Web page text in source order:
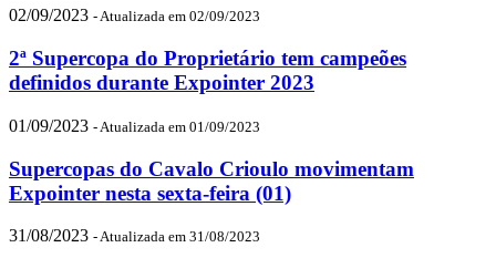
02/09/2023 - Atualizada em 02/09/2023
2ª Supercopa do Proprietário tem campeões
definidos durante Expointer 2023
01/09/2023 - Atualizada em 01/09/2023
Supercopas do Cavalo Crioulo movimentam
Expointer nesta sexta-feira (01)
31/08/2023 - Atualizada em 31/08/2023